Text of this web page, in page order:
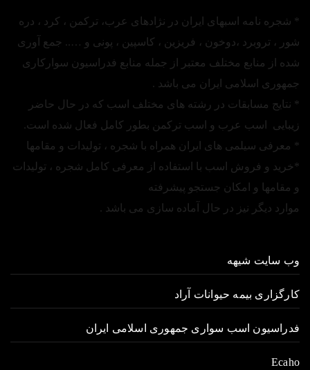
* شجره نامه اسبهای ایران در نژادهای عرب، ترکمن ، کرد ، دره
شور ، تروبرد ،دوخون ، فریزین ، کاسپین ، پونی و ….. جمع آوری
شده از منابع مختلف معتبر از جمله منابع فدراسیون سوارکاری
جمهوری اسلامی ایران می باشد .
* نتایج مسابقات در رشته های مختلف اسب که در حال حاضر
زیبایی اسب عرب و اسب ترکمن بطور کامل فعال شده است.
* معرفی سیلمی های ایران همراه با شجره ، تولیدات و مقامها
*خرید و فروش اسب با استفاده از معرفی کامل شجره ، تولیدات
و مقامها و امکان جستجو پیشرفته
موارد دیگر نیز در حال آماده سازی می باشد .
وب سایت شیهه
کارگزاری بیمه حیوانات آراد
فدراسیون اسب سواری جمهوری اسلامی ایران
Ecaho